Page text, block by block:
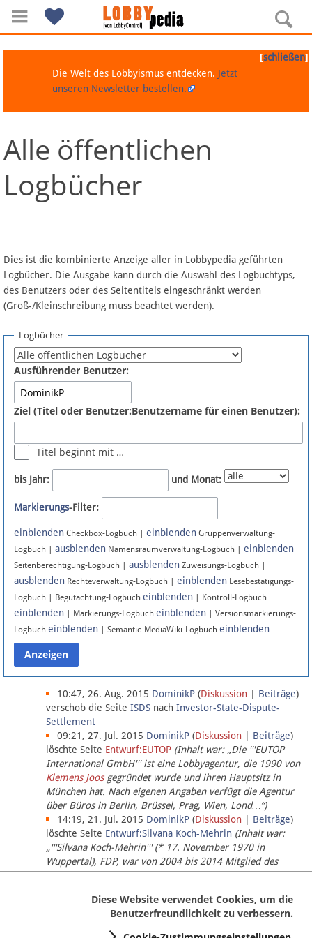
Navigation
Über Lobbypedia
Artikel nach Kategorien
FAQ
Fördermitglied werden
Fehler melden
Newsletter
Bluesky
Facebook
Instagram
Anmelden
Datenschutz
Über Lobbypedia
Impressum
[schließen]
Die Welt des Lobbyismus entdecken. Jetzt
unseren Newsletter bestellen.
Alle öffentlichen
Logbücher
Dies ist die kombinierte Anzeige aller in Lobbypedia geführten
Logbücher. Die Ausgabe kann durch die Auswahl des Logbuchtyps,
des Benutzers oder des Seitentitels eingeschränkt werden
(Groß-/Kleinschreibung muss beachtet werden).
Logbücher
Ausführender Benutzer:
Ziel (Titel oder Benutzer:Benutzername für einen Benutzer):
Titel beginnt mit …
bis Jahr: und Monat:
Markierungs-Filter:
einblenden Checkbox-Logbuch | einblenden Gruppenverwaltung-
Logbuch | ausblenden Namensraumverwaltung-Logbuch | einblenden
Seitenberechtigung-Logbuch | ausblenden Zuweisungs-Logbuch |
ausblenden Rechteverwaltung-Logbuch | einblenden Lesebestätigungs-
Logbuch | Begutachtung-Logbuch einblenden | Kontroll-Logbuch
einblenden | Markierungs-Logbuch einblenden | Versionsmarkierungs-
Logbuch einblenden | Semantic-MediaWiki-Logbuch einblenden
10:47, 26. Aug. 2015 DominikP (Diskussion Beiträge)
verschob die Seite ISDS nach Investor-State-Dispute-
Settlement
09:21, 27. Jul. 2015 DominikP (Diskussion Beiträge)
löschte Seite Entwurf:EUTOP (Inhalt war: „Die '''EUTOP
International GmbH''' ist eine Lobbyagentur, die 1990 von
Klemens Joosgegründet wurde und ihren Hauptsitz in
München hat. Nach eigenen Angaben verfügt die Agentur
über Büros in Berlin, Brüssel, Prag, Wien, Lond…“)
14:19, 21. Jul. 2015 DominikP (Diskussion Beiträge)
löschte Seite Entwurf:Silvana Koch-Mehrin (Inhalt war:
„'''Silvana Koch-Mehrin''' (* 17. November 1970 in
Wuppertal), FDP, war von 2004 bis 2014 Mitglied des
Europäischen Parlaments, seit November 2014 ist sie für
Diese Website verwendet Cookies, um die
Benutzerfreundlichkeit zu verbessern.